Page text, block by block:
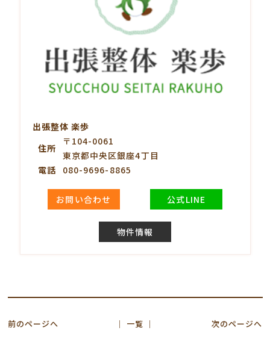
出張整体 楽歩
住所
〒104-0061
東京都中央区銀座4丁目
電話
080-9696-8865
お問い合わせ 公式LINE
物件情報
前のページへ 次のページへ
│ 一覧 │